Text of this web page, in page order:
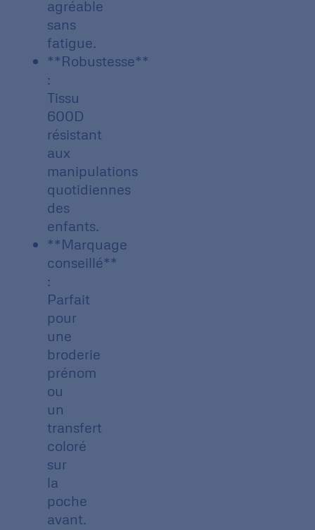
agréable
sans
fatigue.
**Robustesse**
:
Tissu
600D
résistant
aux
manipulations
quotidiennes
des
enfants.
**Marquage
conseillé**
:
Parfait
pour
une
broderie
prénom
ou
un
transfert
coloré
sur
la
poche
avant.